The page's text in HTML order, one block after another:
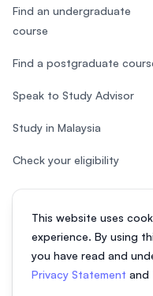
This website uses
experience. By using
you have read and
Privacy Statement and
Find an undergraduate
course
Find a postgraduate
Speak to Study Advisor
Study in Malaysia
Check your eligibility
© 2026 EasyUni Sdn Bhd,
(818200-P). All rights reserved.